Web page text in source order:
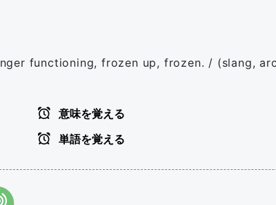
functioning, frozen up, frozen. / (slang,
意味を覚える
単語を覚える